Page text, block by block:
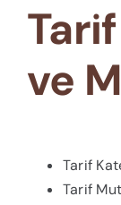
ve
Tarif
Tarif